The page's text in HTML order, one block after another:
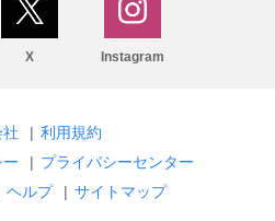
X Instagram
| 利用規約
| プライバシーセンター
ヘルプ | サイトマップ